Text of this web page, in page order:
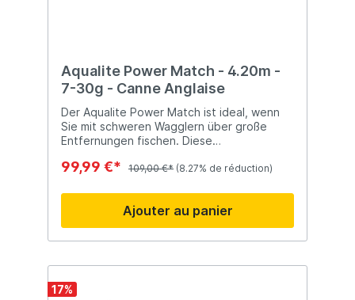
Aqualite Power Match - 4.20m -
7-30g - Canne Anglaise
Der Aqualite Power Match ist ideal, wenn
Sie mit schweren Wagglern über große
Entfernungen fischen. Diese
außerdem genügend Rückgrat, um selbst
fangen.
99,99 €* 109,00 €* (8.27% de réduction)
Ajouter au panier
17%